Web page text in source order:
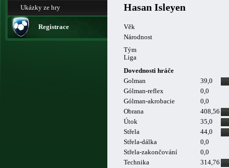
Ukázky ze hry
Registrace
Hasan Isleyen
Věk
Národnost
Tým
Liga
Dovednosti hráče
Golman
39,0
Gólman-reflex
0,0
Gólman-akrobacie
0,0
Obrana
408,56
Útok
35,0
Střela
44,0
Střela-dálka
0,0
Střela-zakončování
0,0
Technika
314,76